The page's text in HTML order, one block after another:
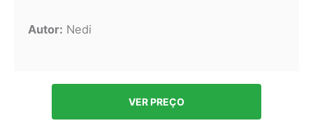
Autor: Nedi
VER PREÇO